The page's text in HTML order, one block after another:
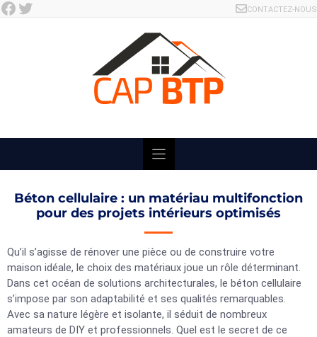
Skip
Facebook Twitter CONTACTEZ-NOUS
Béton cellulaire : un matériau multifonction
pour des projets intérieurs optimisés
Qu’il s’agisse de rénover une pièce ou de construire votre
maison idéale, le choix des matériaux joue un rôle déterminant.
Dans cet océan de solutions architecturales, le béton cellulaire
s’impose par son adaptabilité et ses qualités remarquables.
Avec sa nature légère et isolante, il séduit de nombreux
amateurs de DIY et professionnels. Quel est le secret de ce